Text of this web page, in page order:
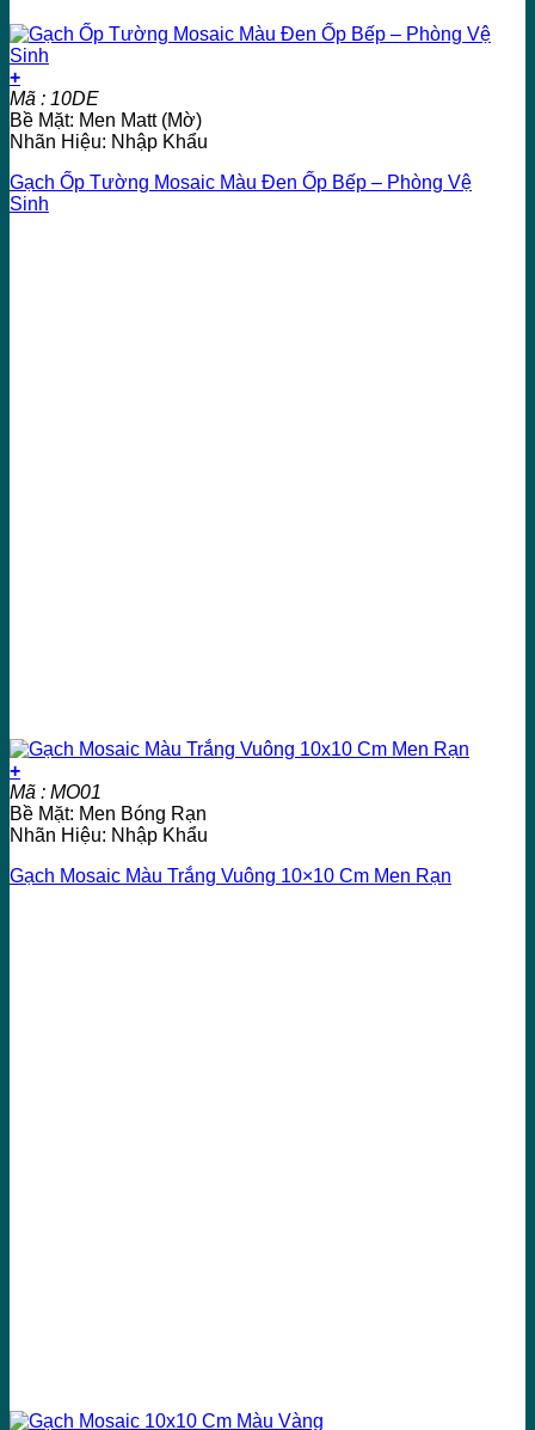
+
Mã : 10DE
Bề Mặt: Men Matt (Mờ)
Nhãn Hiệu: Nhập Khẩu
Gạch Ốp Tường Mosaic Màu Đen Ốp Bếp – Phòng Vệ
Sinh
+
Mã : MO01
Bề Mặt: Men Bóng Rạn
Nhãn Hiệu: Nhập Khẩu
Gạch Mosaic Màu Trắng Vuông 10×10 Cm Men Rạn